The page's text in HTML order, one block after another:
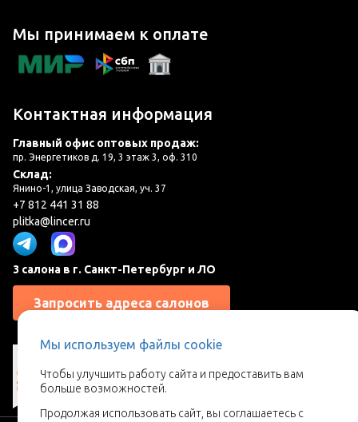
Мы принимаем к оплате
Контактная информация
Главный офис оптовых продаж:
пр. Энергетиков д. 19, 3 этаж 3, оф. 310
Склад:
Янино-1, улица Заводская, уч. 37
+7 812 441 31 88
plitka@lincer.ru
3 салона в г. Санкт-Петербург и ЛО
Запросить адреса салонов
Мы используем файлы cookie
Чтобы улучшить работу сайта и предоставить вам
больше возможностей.
Продолжая использовать сайт, вы соглашаетесь с